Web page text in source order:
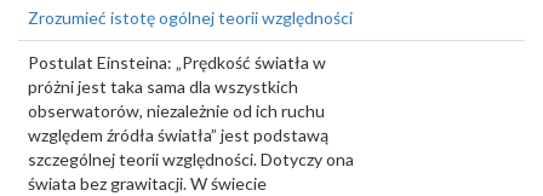
Zrozumieć istotę ogólnej teorii względności
Postulat Einsteina: „Prędkość światła w
próżni jest taka sama dla wszystkich
obserwatorów, niezależnie od ich ruchu
względem źródła światła” jest podstawą
szczególnej teorii względności. Dotyczy ona
świata bez grawitacji. W świecie